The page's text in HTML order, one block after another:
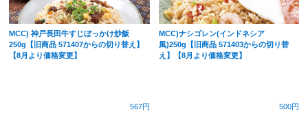
MCC) 神戸長田牛すじぼっかけ炒飯
250g【旧商品 571407からの切り替え】
【8月より価格変更】
567円
MCC)ナシゴレン(インドネシア
風)250g【旧商品 571403からの切り替
え】【8月より価格変更】
500円